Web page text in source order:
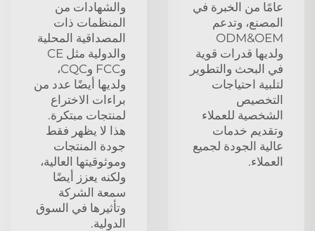
عامًا من الخبرة في
المصنع، وتدعم
ODM&OEM
ولديها قدرات قوية
في البحث والتطوير
لتلبية احتياجات
التخصيص
الشخصية للعملاء
وتقديم خدمات
عالية الجودة لجميع
العملاء.
والشهادات من
المنظمات ذات
المصداقية المحلية
والدولية مثل CE
وFCC وCQC،
ولديها أيضًا عدد من
براءات الاختراع
لمنتجات مبتكرة.
هذا لا يظهر فقط
جودة المنتجات
وموثوقيتها العالية،
ولكنه يعزز أيضًا
سمعة الشركة
وتأثيرها في السوق
الدولية.